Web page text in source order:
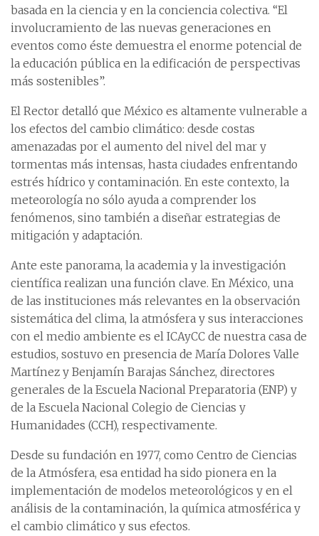
basada en la ciencia y en la conciencia colectiva. “El
involucramiento de las nuevas generaciones en
eventos como éste demuestra el enorme potencial de
la educación pública en la edificación de perspectivas
más sostenibles”.
El Rector detalló que México es altamente vulnerable a
los efectos del cambio climático: desde costas
amenazadas por el aumento del nivel del mar y
tormentas más intensas, hasta ciudades enfrentando
estrés hídrico y contaminación. En este contexto, la
meteorología no sólo ayuda a comprender los
fenómenos, sino también a diseñar estrategias de
mitigación y adaptación.
Ante este panorama, la academia y la investigación
científica realizan una función clave. En México, una
de las instituciones más relevantes en la observación
sistemática del clima, la atmósfera y sus interacciones
con el medio ambiente es el ICAyCC de nuestra casa de
estudios, sostuvo en presencia de María Dolores Valle
Martínez y Benjamín Barajas Sánchez, directores
generales de la Escuela Nacional Preparatoria (ENP) y
de la Escuela Nacional Colegio de Ciencias y
Humanidades (CCH), respectivamente.
Desde su fundación en 1977, como Centro de Ciencias
de la Atmósfera, esa entidad ha sido pionera en la
implementación de modelos meteorológicos y en el
análisis de la contaminación, la química atmosférica y
el cambio climático y sus efectos.